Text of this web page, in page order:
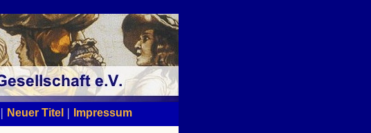
| Neuer Titel | Impressum